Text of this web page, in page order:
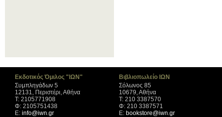
Εκδοτικός Όμιλος "ΙΩΝ"
Συμπληγάδων 5
12131, Περιστέρι, Αθήνα
Τ: 2105771908
Φ: 2105751438
Ε: info@iwn.gr
Βιβλιοπωλείο ΙΩΝ
Σόλωνος 85
10679, Αθήνα
Τ: 210 3387570
Φ: 210 3387571
Ε: bookstore@iwn.gr